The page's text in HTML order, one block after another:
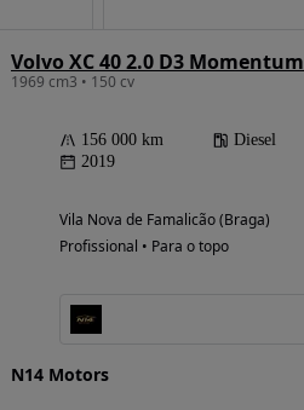
Volvo XC 40 2.0 D3
1969 cm3 • 150 cv
156 000 km Diesel
2019
Vila Nova de Famalicão (Braga)
Profissional • Para o topo
N14 Motors